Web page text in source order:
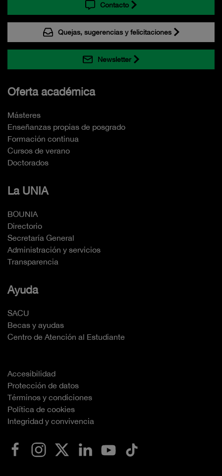
Contacto
Quejas, sugerencias y felicitaciones
Newsletter
Oferta académica
Másteres
Enseñanzas propias de posgrado
Formación continua
Cursos de verano
Doctorados
La UNIA
BOUNIA
Directorio
Secretaría General
Administración y servicios
Transparencia
Ayuda
SACU
Becas y ayudas
Centro de Atención al Estudiante
Accesibilidad
Protección de datos
Términos y condiciones
Política de cookies
Integridad y convivencia